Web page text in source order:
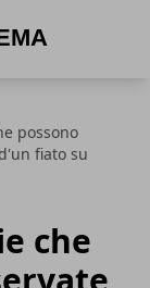
possono
fiato su
che